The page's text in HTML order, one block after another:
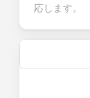
応します。